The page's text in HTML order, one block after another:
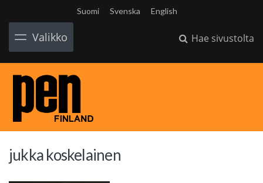
Suomi Svenska English
Valikko Hae sivustolta
jukka koskelainen